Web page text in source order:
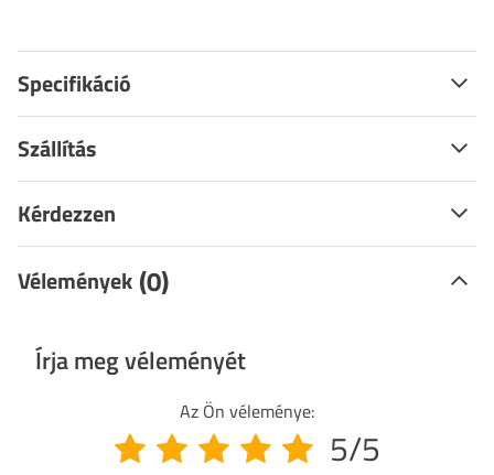
Specifikáció
Szállítás
Kérdezzen
Vélemények (0)
Írja meg véleményét
Az Ön véleménye:
5/5